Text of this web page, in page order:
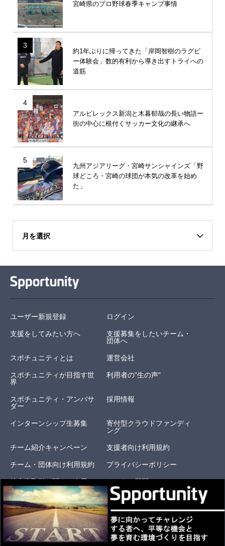
宮崎県のプロ野球春季キャンプ事情
3
約1年ぶりに帰ってきた「岸岡智樹のラグビ
ー体験会」数的有利から導き出すトライへの
道筋
4
アルビレックス新潟と木暮郁哉の長い物語ー
街の中心に根付くサッカー文化の継承へ
5
九州アジアリーグ・宮崎サンシャインズ「野
球どころ・宮崎の球団が本気の改革を始め
た」
月を選択
ユーザー新規登録 ログイン
支援をしてみたい方へ
支援募集をしたいチーム・
団体へ
スポチュニティとは 運営会社
スポチュニティが目指す世
界
利用者の"生の声"
スポチュニティ・アンバサ
ダー
採用情報
インターンシップ生募集
寄付型クラウドファンディ
ング
チーム紹介キャンペーン 支援者向け利用規約
チーム・団体向け利用規約 プライバシーポリシー
特定商取引に関する表示 よくある質問
お問い合わせ オリジナルリターン
© 2020 Spportunity, Inc. All Rights Reserved.